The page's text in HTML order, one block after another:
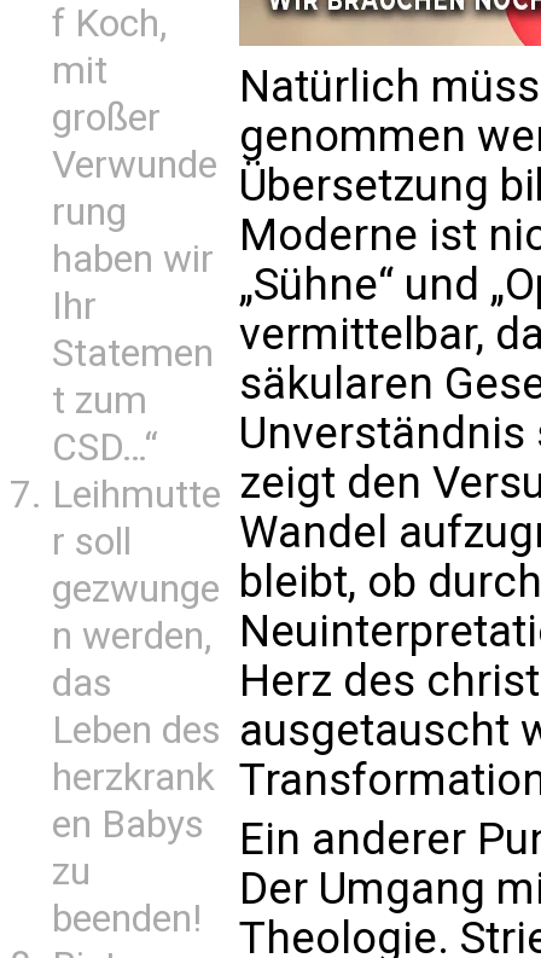
f Koch,
mit
großer
Verwunde
rung
haben wir
Ihr
Statemen
t zum
CSD…“
Leihmutte
r soll
gezwunge
n werden,
das
Leben des
herzkrank
en Babys
zu
beenden!
Natürlich
genommen
Übersetzung
Moderne ist
„Sühne“ und
vermittelbar,
säkularen
zeigt den
Wandel
bleibt, ob
Herz des
ausgetauscht
Ein anderer
Der Umgang
Theologie.